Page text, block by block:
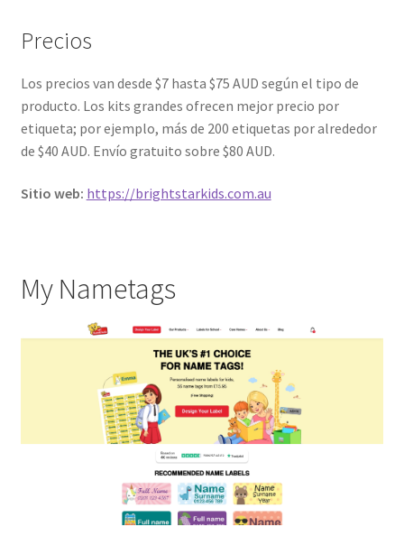
Precios
Los precios van desde $7 hasta $75 AUD según el tipo de
producto. Los kits grandes ofrecen mejor precio por
etiqueta; por ejemplo, más de 200 etiquetas por alrededor
de $40 AUD. Envío gratuito sobre $80 AUD.
Sitio web: https://brightstarkids.com.au
My Nametags